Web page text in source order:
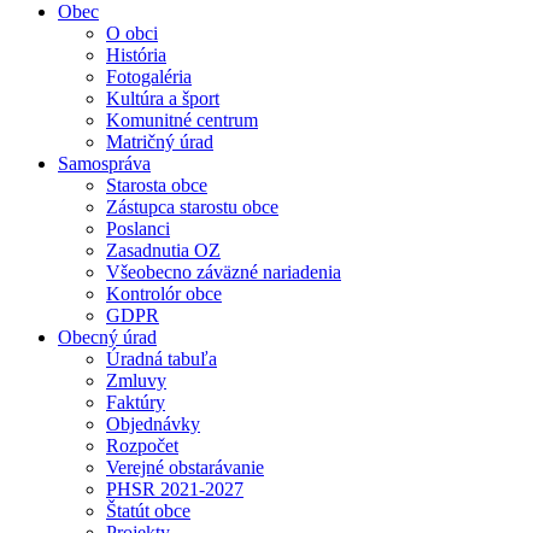
Obec
O obci
História
Fotogaléria
Kultúra a šport
Komunitné centrum
Matričný úrad
Samospráva
Starosta obce
Zástupca starostu obce
Poslanci
Zasadnutia OZ
Všeobecno záväzné nariadenia
Kontrolór obce
GDPR
Obecný úrad
Úradná tabuľa
Zmluvy
Faktúry
Objednávky
Rozpočet
Verejné obstarávanie
PHSR 2021-2027
Štatút obce